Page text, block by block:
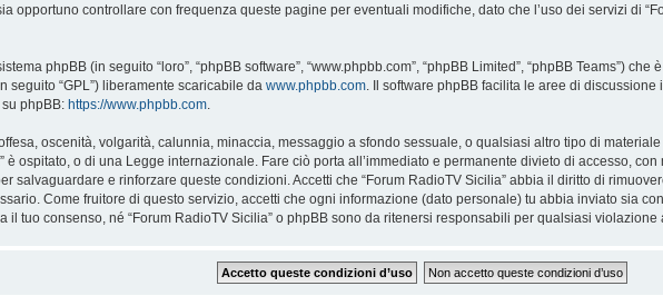
opportuno controllare con frequenza queste pagine per eventuali modifiche, dato che l’uso dei servizi di
phpBB (in seguito “loro”, “phpBB software”, “www.phpbb.com”, “phpBB Limited”, “phpBB Teams”)
seguito “GPL”) liberamente scaricabile da www.phpbb.com. Il software phpBB facilita le aree di
phpBB: https://www.phpbb.com.
oscenità, volgarità, calunnia, minaccia, messaggio a sfondo sessuale, o qualsiasi altro tipo di
è ospitato, o di una Legge internazionale. Fare ciò porta all’immediato e permanente divieto di accesso,
salvaguardare e rinforzare queste condizioni. Accetti che “Forum RadioTV Sicilia” abbia il diritto di
Come fruitore di questo servizio, accetti che ogni informazione (dato personale) tu abbia inviato sia
il tuo consenso, né “Forum RadioTV Sicilia” o phpBB sono da ritenersi responsabili per qualsiasi